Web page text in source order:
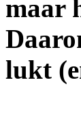
maar
lukt